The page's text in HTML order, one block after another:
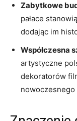
Zabytkowe
pałace
‌dodając im
Współczesna
artystyczne
dekoratorów